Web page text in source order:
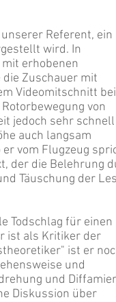
Referent, ein
wird. In
erhobenen
Zuschauer mit
Videomitschnitt bei
von
jedoch sehr schnell
auch langsam
vom Flugzeug
der die Belehrung
Täuschung der
Todschlag für einen
ist als Kritiker der
ist er
und
und
Diskussion über